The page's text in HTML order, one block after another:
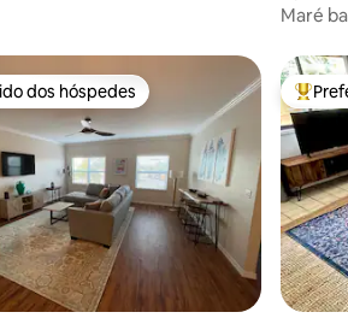
e Beach
Maré
preferidos dos hóspedes
dos hóspedes Entre